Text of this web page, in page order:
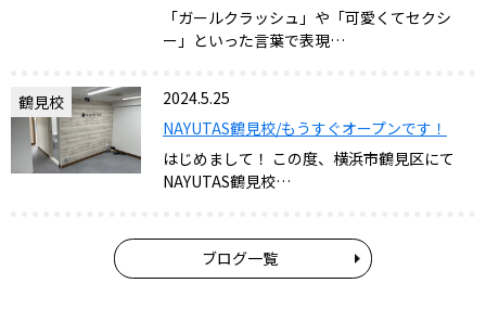
「ガールクラッシュ」や「可愛くてセクシ
ー」といった言葉で表現…
鶴見校
2024.5.25
NAYUTAS鶴見校/もうすぐオープンです！
はじめまして！ この度、横浜市鶴見区にて
NAYUTAS鶴見校…
ブログ一覧